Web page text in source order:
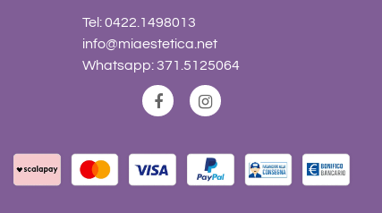
Tel: 0422.1498013
info@miaestetica.net
Whatsapp: 371.5125064